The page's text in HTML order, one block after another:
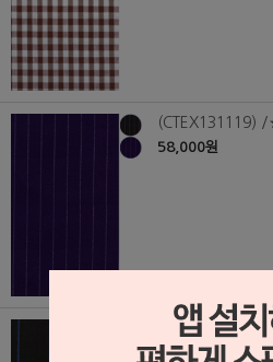
(CTEX131119)
58,000원
(CTEX131118)
58,000원